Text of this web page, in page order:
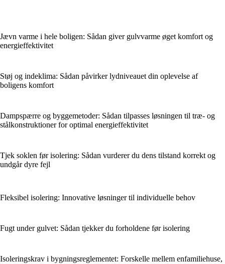
Jævn varme i hele boligen: Sådan giver gulvvarme øget komfort og
energieffektivitet
Støj og indeklima: Sådan påvirker lydniveauet din oplevelse af
boligens komfort
Dampspærre og byggemetoder: Sådan tilpasses løsningen til træ- og
stålkonstruktioner for optimal energieffektivitet
Tjek soklen før isolering: Sådan vurderer du dens tilstand korrekt og
undgår dyre fejl
Fleksibel isolering: Innovative løsninger til individuelle behov
Fugt under gulvet: Sådan tjekker du forholdene før isolering
Isoleringskrav i bygningsreglementet: Forskelle mellem enfamiliehuse,